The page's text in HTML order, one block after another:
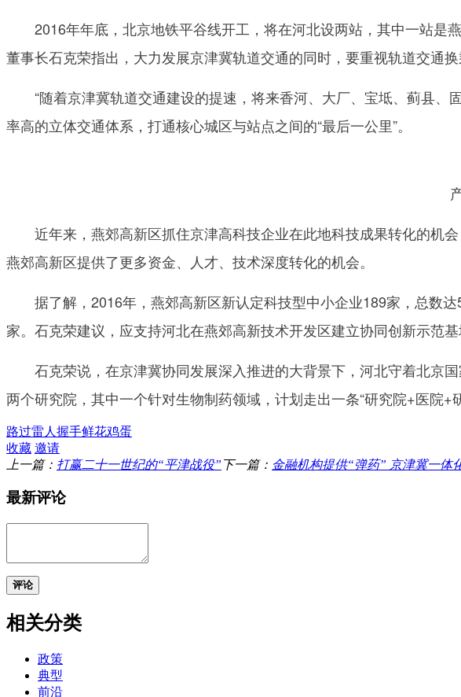
2016年年底，北京地铁平谷线开工，将在河北设两站，其中一站是
董事长石克荣指出，大力发展京津冀轨道交通的同时，要重视轨道交通换
“随着京津冀轨道交通建设的提速，将来香河、大厂、宝坻、蓟县、
率高的立体交通体系，打通核心城区与站点之间的“最后一公里”。
产
近年来，燕郊高新区抓住京津高科技企业在此地科技成果转化的机
燕郊高新区提供了更多资金、人才、技术深度转化的机会。
据了解，2016年，燕郊高新区新认定科技型中小企业189家，总数达
家。石克荣建议，应支持河北在燕郊高新技术开发区建立协同创新示范基
石克荣说，在京津冀协同发展深入推进的大背景下，河北守着北京
两个研究院，其中一个针对生物制药领域，计划走出一条“研究院+医院
路过雷人 握手鲜花鸡蛋
收藏 邀请
上一篇： 打赢二十一世纪的“平津战役” 下一篇： 金融机构提供“弹药” 京津冀一体
最新评论
评论
相关分类
政策
典型
前沿